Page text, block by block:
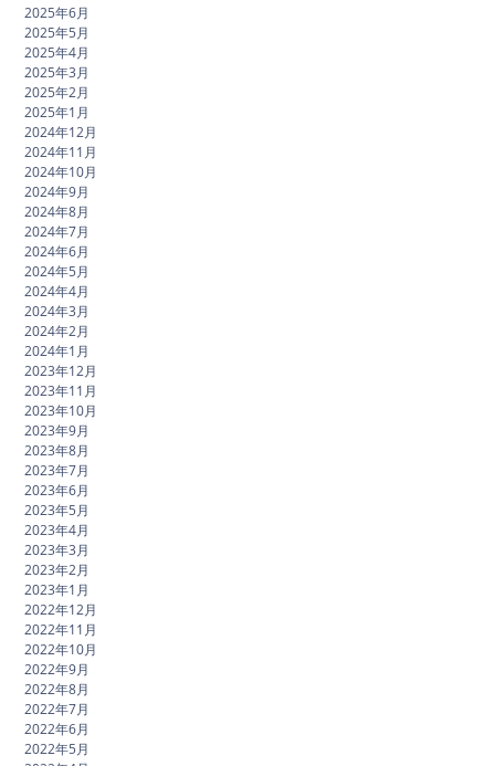
2025年6月
2025年5月
2025年4月
2025年3月
2025年2月
2025年1月
2024年12月
2024年11月
2024年10月
2024年9月
2024年8月
2024年7月
2024年6月
2024年5月
2024年4月
2024年3月
2024年2月
2024年1月
2023年12月
2023年11月
2023年10月
2023年9月
2023年8月
2023年7月
2023年6月
2023年5月
2023年4月
2023年3月
2023年2月
2023年1月
2022年12月
2022年11月
2022年10月
2022年9月
2022年8月
2022年7月
2022年6月
2022年5月